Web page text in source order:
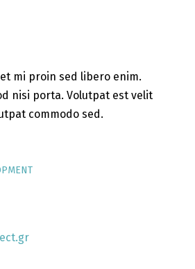
mi proin sed libero enim.
nisi porta. Volutpat est velit
commodo sed.